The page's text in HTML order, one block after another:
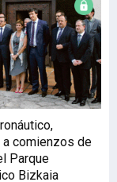
financiación
su Plan
2015-2020. Las
de inversión
los cuatro
que serán
a
el desarrollo de
sanitarios y
comienzos de
Parque
Bizkaia